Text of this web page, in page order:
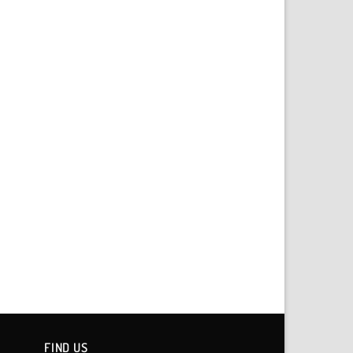
FIND US